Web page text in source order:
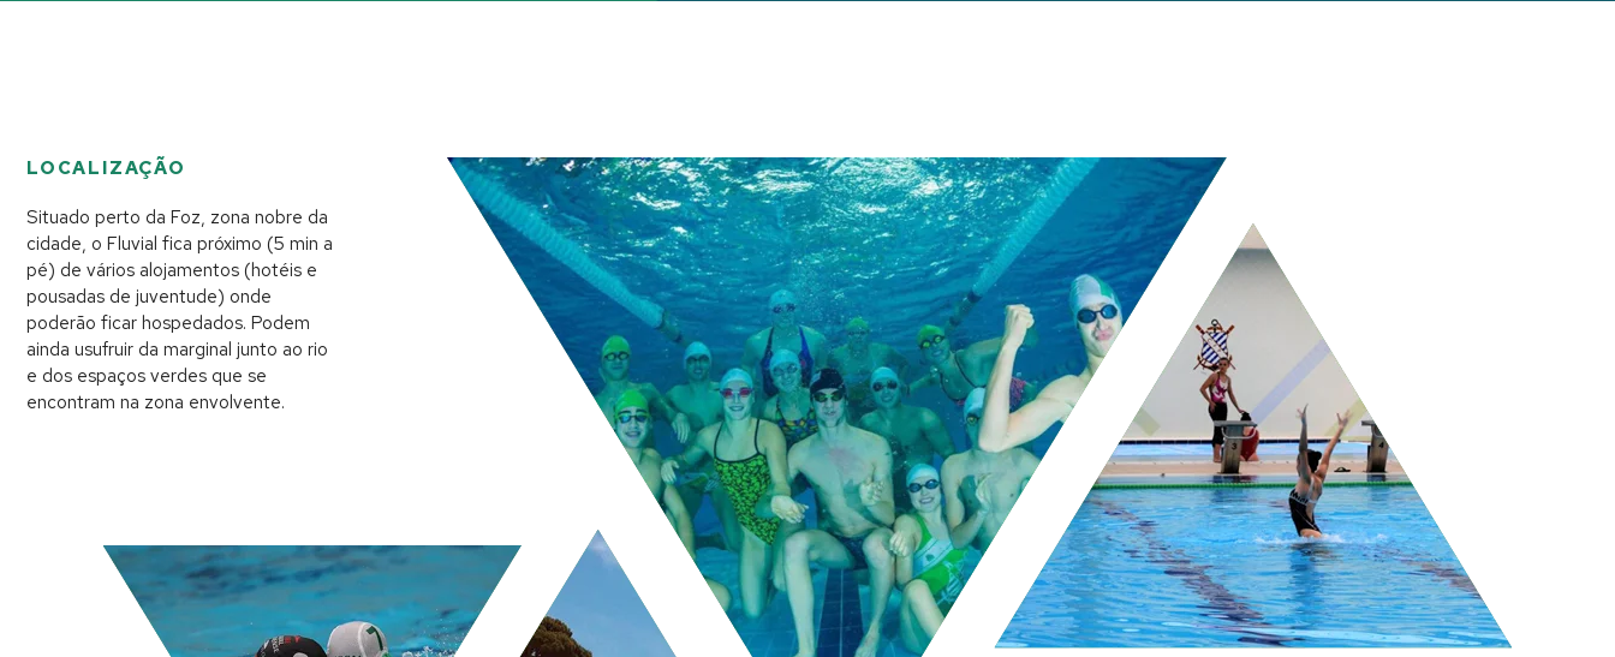
LOCALIZAÇÃO
Situado perto da Foz, zona nobre da
cidade, o Fluvial fica próximo (5 min a
pé) de vários alojamentos (hotéis e
pousadas de juventude) onde
poderão ficar hospedados. Podem
ainda usufruir da marginal junto ao rio
e dos espaços verdes que se
encontram na zona envolvente.